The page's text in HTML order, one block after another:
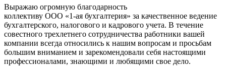
Выражаю огромную благодарность
коллективу ООО «1-ая бухгалтерия» за качественное ведение
бухгалтерского, налогового и кадрового учета. В течение
совестного трехлетнего сотрудничества работники вашей
компании всегда относились к нашим вопросам и просьбам
большим вниманием и зарекомендовали себя настоящими
профессионалами, знающими и любящими свое дело.